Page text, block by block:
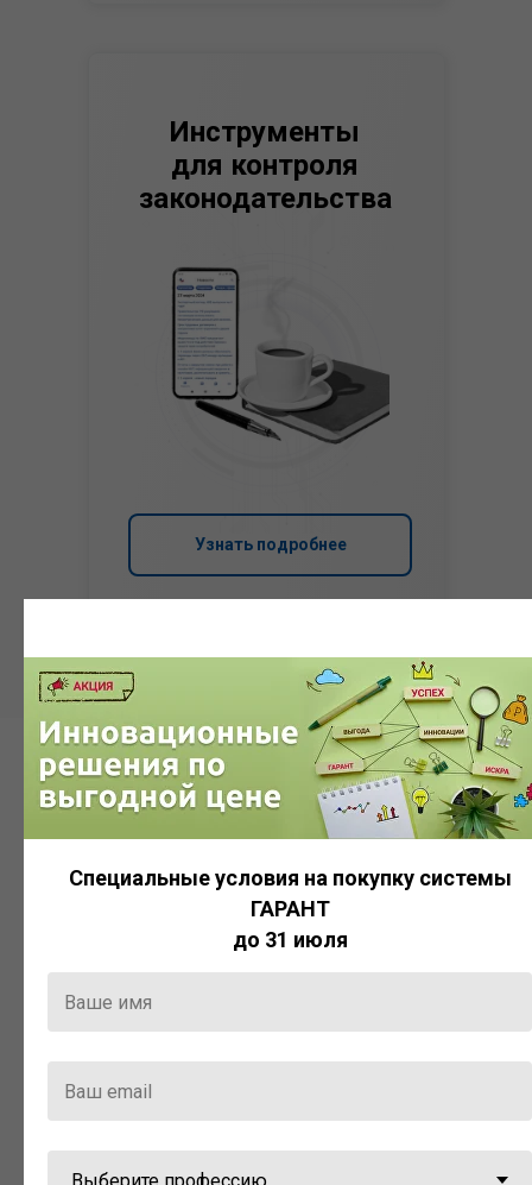
Узнать подробнее
Инструменты
для контроля
законодательства
Компания «Гарант» стала
победителем премии «Время
Система
ГАРАНТ
Актуальная правовая информация
и инструменты для максимально
эффективной работы с ней.
Специальные условия на покупку системы
ГАРАНТ
до 31 июля